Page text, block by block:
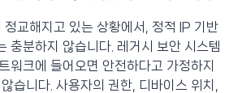
정교해지고 있는 상황에서, 정적 IP 기반
충분하지 않습니다. 레거시 보안 시스템
워크에 들어오면 안전하다고 가정하지
습니다. 사용자의 권한, 디바이스 위치,